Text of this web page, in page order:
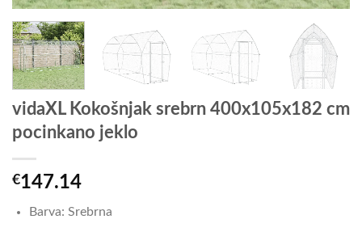
vidaXL Kokošnjak srebrn 400x105x182 cm
pocinkano jeklo
€147.14
Barva: Srebrna